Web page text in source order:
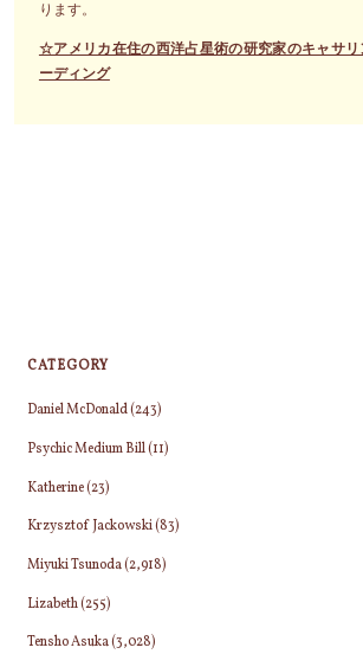
ります。
☆アメリカ在住の西洋占星術の研究家のキャサリ
ーディング
CATEGORY
Daniel McDonald(243)
Psychic Medium Bill(11)
Katherine(23)
Krzysztof Jackowski(83)
Miyuki Tsunoda(2,918)
Lizabeth(255)
Tensho Asuka(3,028)